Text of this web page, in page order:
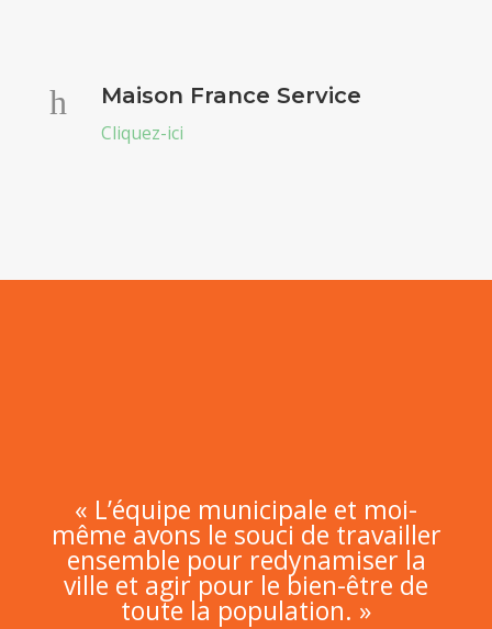
h Maison France Service
Cliquez-ici
« L’équipe municipale et moi-
même avons le souci de travailler
ensemble pour redynamiser la
ville et agir pour le bien-être de
toute la population. »